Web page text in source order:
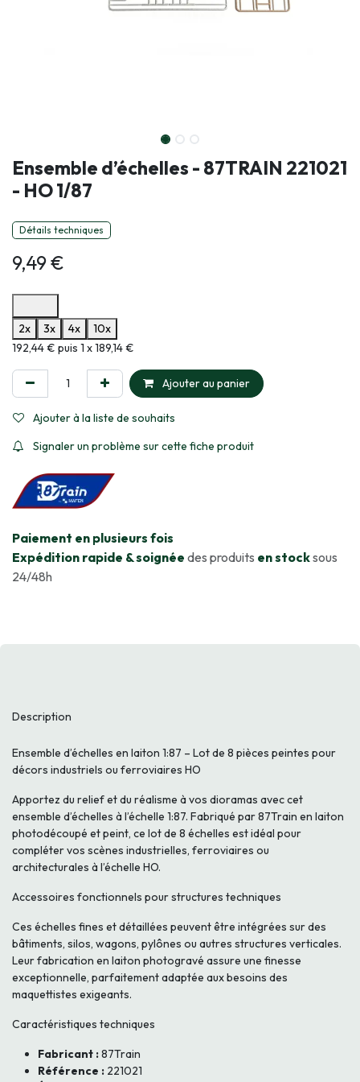
Ensemble d’échelles - 87TRAIN 221021
- HO 1/87
Détails techniques
9,49€
2x
3x 4x
10x
Informations sur le plan de paiement sélectionné
192,44 € puis 1 x 189,14 €
Ajouter au panier
Ajouter à la liste de souhaits
Signaler un problème sur cette fiche produit
​Paiement en plusieurs fois
Expédition rapide & soignée des produits en stocksous
24/48h
Description
Ensemble d’échelles en laiton 1:87 – Lot de 8 pièces peintes pour
décors industriels ou ferroviaires HO
Apportez du relief et du réalisme à vos dioramas avec cet
ensemble d’échelles à l’échelle 1:87. Fabriqué par 87Train en laiton
photodécoupé et peint, ce lot de 8 échelles est idéal pour
compléter vos scènes industrielles, ferroviaires ou
architecturales à l’échelle HO.
Accessoires fonctionnels pour structures techniques
Ces échelles fines et détaillées peuvent être intégrées sur des
bâtiments, silos, wagons, pylônes ou autres structures verticales.
Leur fabrication en laiton photogravé assure une finesse
exceptionnelle, parfaitement adaptée aux besoins des
maquettistes exigeants.
Caractéristiques techniques
Fabricant :87Train
Référence : 221021